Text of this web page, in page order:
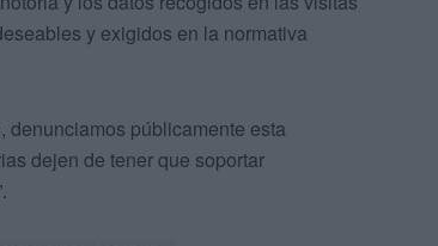
y exigidos en la normativa
denunciamos públicamente esta
dejen de tener que soportar